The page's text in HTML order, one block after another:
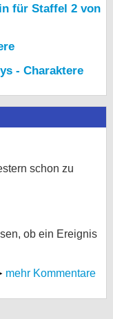
für Staffel 2 von
- Charaktere
schon zu
ob ein Ereignis
mehr Kommentare